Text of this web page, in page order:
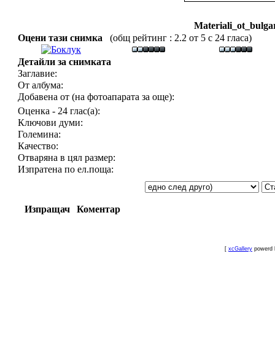
Оцени тази снимка
(общ рейтинг : 2.2 от 5 с 24 гласа)
Детайли за снимката
Заглавие:
От албума:
Добавена от (на фотоапарата за още):
Оценка - 24 глас(а):
Ключови думи:
Големина:
Качество:
Отваряна в цял размер:
Изпратена по ел.поща:
Изпращач Коментар
[ xcGallery